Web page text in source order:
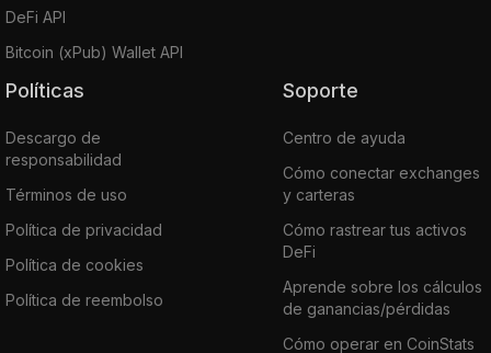
DeFi API
Bitcoin (xPub) Wallet API
Políticas
Descargo de
responsabilidad
Términos de uso
Política de privacidad
Política de cookies
Política de reembolso
Soporte
Centro de ayuda
Cómo conectar exchanges
y carteras
Cómo rastrear tus activos
DeFi
Aprende sobre los cálculos
de ganancias/pérdidas
Cómo operar en CoinStats